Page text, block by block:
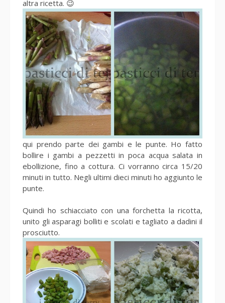
altra ricetta. 😉
qui prendo parte dei gambi e le punte. Ho fatto
bollire i gambi a pezzetti in poca acqua salata in
ebollizione, fino a cottura. Ci vorranno circa 15/20
minuti in tutto. Negli ultimi dieci minuti ho aggiunto le
punte.
Quindi ho schiacciato con una forchetta la ricotta,
unito gli asparagi bolliti e scolati e tagliato a dadini il
prosciutto.